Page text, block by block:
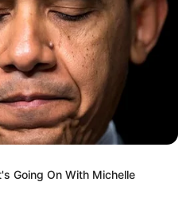
Going On With Michelle